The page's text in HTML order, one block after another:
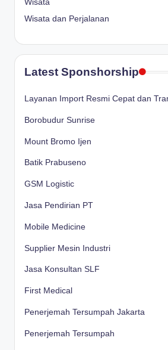
Wisata
Wisata dan Perjalanan
Latest Sponshorship
Layanan Import Resmi Cepat dan
Borobudur Sunrise
Mount Bromo Ijen
Batik Prabuseno
GSM Logistic
Jasa Pendirian PT
Mobile Medicine
Supplier Mesin Industri
Jasa Konsultan SLF
First Medical
Penerjemah Tersumpah Jakarta
Penerjemah Tersumpah